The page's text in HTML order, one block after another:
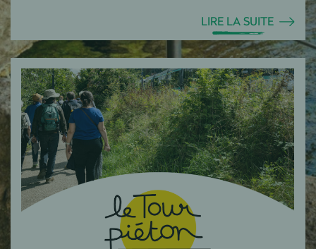
LIRE LA SUITE